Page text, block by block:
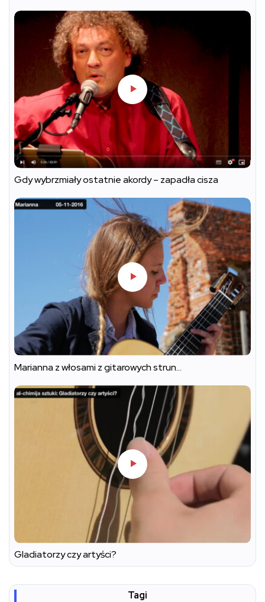
Gdy wybrzmiały ostatnie akordy – zapadła cisza
Marianna z włosami z gitarowych strun…
Gladiatorzy czy artyści?
Tagi